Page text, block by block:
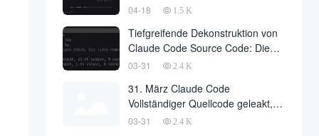
04-18 1.5 K
Tiefgreifende Dekonstruktion von
Claude Code Source Code: Die
Philosophie der
Zeilen Code
03-31 2.4 K
31. März Claude Code
Vollständiger Quellcode geleakt,
510.000 Zeilen Kerncode über das
03-31 2.4 K